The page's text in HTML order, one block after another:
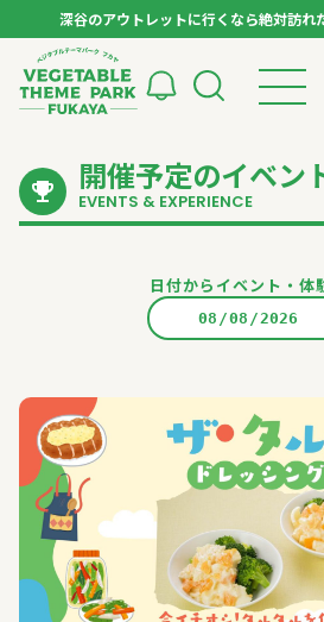
深谷のアウトレットに行くなら絶対訪れ
トップページ
モデルコース
イベント
ベジ
パー
アン
お役立
レシ
開催予定のイベン
EVENTS & EXPERIENCE
日付からイベント・体